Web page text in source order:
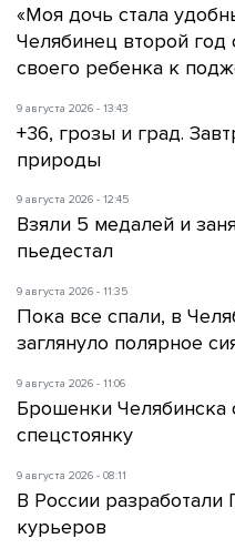
«Моя дочь стала
Челябинец второй год
своего ребенка к
9 августа 2026 - 13:43
+36, грозы и град.
природы
9 августа 2026 - 12:45
Взяли 5 медалей и
пьедестал
9 августа 2026 - 11:35
Пока все спали, в
заглянуло полярное
9 августа 2026 - 11:06
Брошенки Челябинска
спецстоянку
9 августа 2026 - 08:11
В России
курьеров